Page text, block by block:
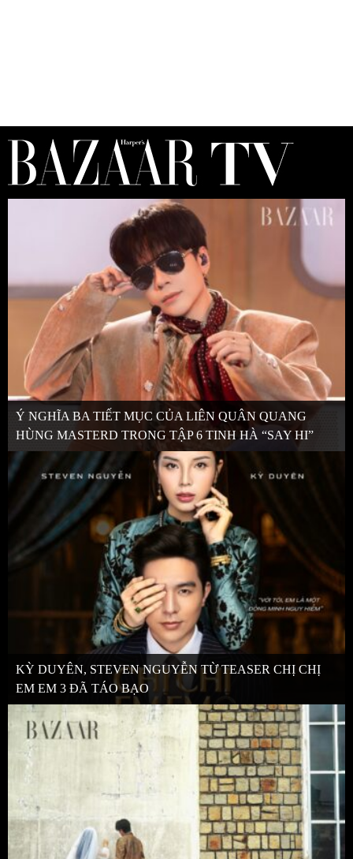
Ý NGHĨA BA TIẾT MỤC CỦA LIÊN QUÂN QUANG
HÙNG MASTERD TRONG TẬP 6 TINH HÀ “SAY HI”
KỲ DUYÊN, STEVEN NGUYỄN TỪ TEASER CHỊ CHỊ
EM EM 3 ĐÃ TÁO BẠO